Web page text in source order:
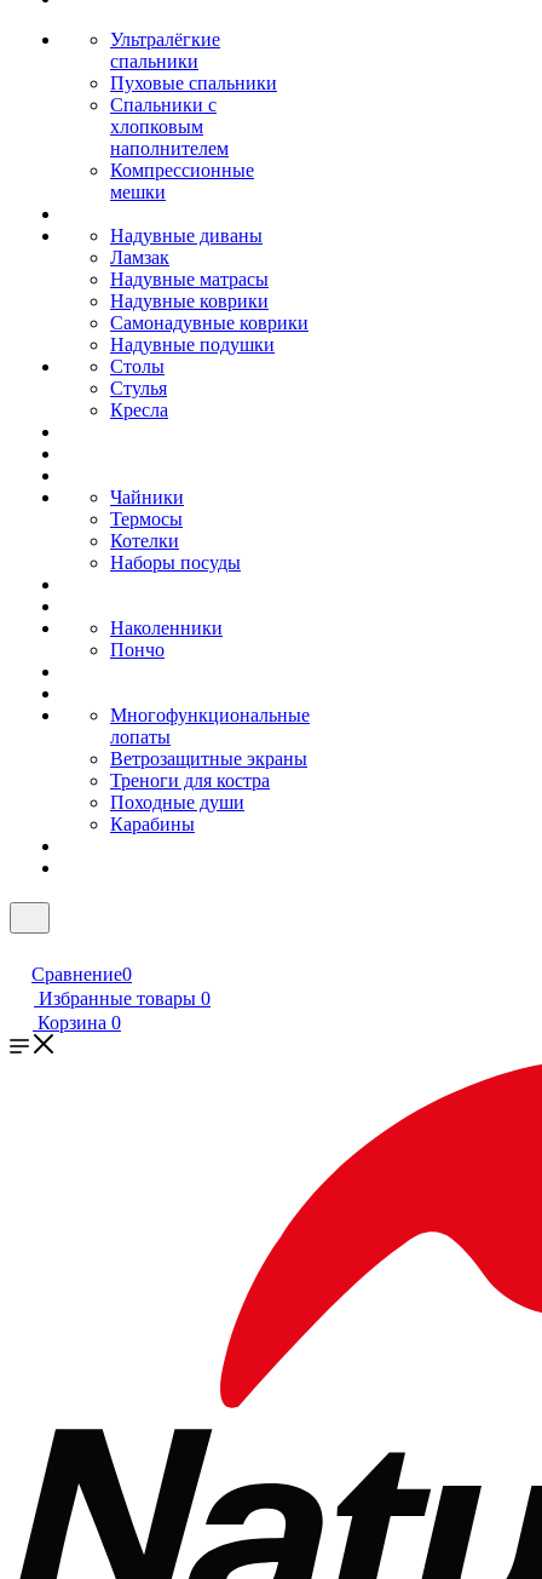
Ультралёгкие
спальники
Пуховые спальники
Спальники с
хлопковым
наполнителем
Компрессионные
мешки
Надувные диваны
Ламзак
Надувные матрасы
Надувные коврики
Самонадувные коврики
Надувные подушки
Столы
Стулья
Кресла
Чайники
Термосы
Котелки
Наборы посуды
Наколенники
Пончо
Многофункциональные
лопаты
Ветрозащитные экраны
Треноги для костра
Походные души
Карабины
Сравнение0
Избранные товары 0
Корзина 0